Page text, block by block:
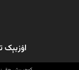
اۉزبېک